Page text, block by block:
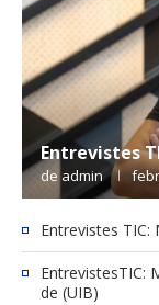
Entrevistes
de admin
Entrevistes
EntrevistesTIC:
de (UIB)